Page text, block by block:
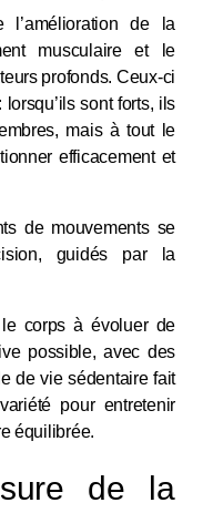
l’amélioration de la
musculaire et le
profonds. Ceux-ci
sont forts, ils
mais à tout le
efficacement et
de mouvements se
guidés par la
corps à évoluer de
possible, avec des
de vie sédentaire fait
pour entretenir
équilibrée.
de la